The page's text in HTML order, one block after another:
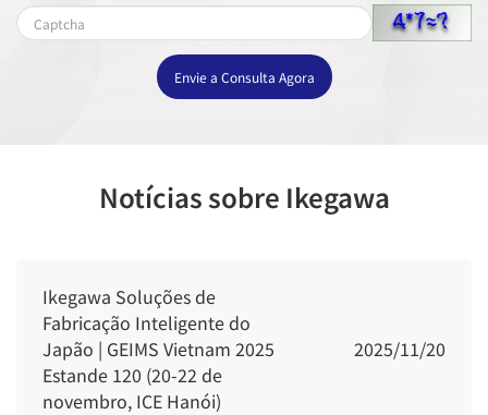
Envie a Consulta Agora
Notícias sobre Ikegawa
Ikegawa Soluções de
Fabricação Inteligente do
Japão | GEIMS Vietnam 2025
Estande 120 (20-22 de
novembro, ICE Hanói)
2025/11/20